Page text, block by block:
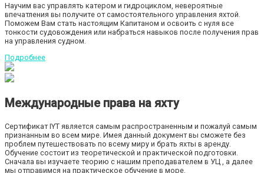
Научим вас управлять катером и гидроциклом, невероятные
впечатления вы получите от самостоятельного управления яхтой.
Поможем Вам стать настоящим Капитаном и освоить с нуля все
тонкости судовождения или набраться навыков после получения прав
на управления судном.
Подробнее
Международные права на яхту
Сертификат IYT является самым распространенным и пожалуй самым
признанным во всем мире. Имея данный документ вы сможете без
проблем путешествовать по всему миру и брать яхты в аренду.
Обучение состоит из теоретической и практической подготовки.
Сначала вы изучаете теорию с нашим преподавателем в УЦ , а далее
мы отправимся на практическое обучение в море.